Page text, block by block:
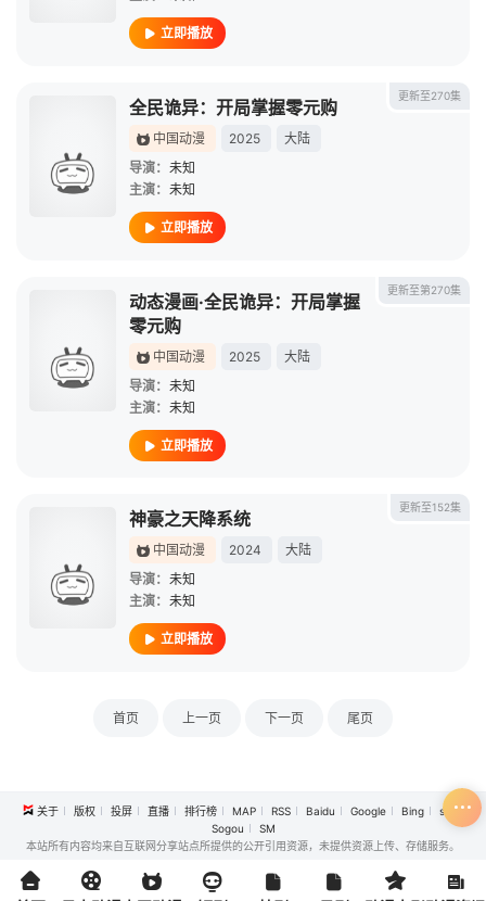
立即播放
更新至270集
全民诡异：开局掌握零元购
中国动漫 2025
大陆
导演： 未知
主演： 未知
立即播放
更新至第270集
动态漫画·全民诡异：开局掌握
零元购
中国动漫 2025
大陆
导演： 未知
主演： 未知
立即播放
更新至152集
神豪之天降系统
中国动漫 2024
大陆
导演： 未知
主演： 未知
立即播放
首页 上一页 下一页 尾页
关于 版权 投屏 直播 排行榜 MAP RSS Baidu Google Bing
so
Sogou
SM
本站所有内容均来自互联网分享站点所提供的公开引用资源，未提供资源上传、存储服务。